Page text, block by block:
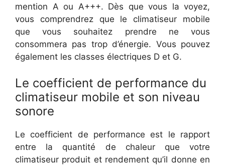
mention A ou A+++. Dès que vous la voyez,
vous comprendrez que le climatiseur mobile
que vous souhaitez prendre ne vous
consommera pas trop d’énergie. Vous pouvez
également les classes électriques D et G.
Le coefficient de performance du
climatiseur mobile et son niveau
sonore
Le coefficient de performance est le rapport
entre la quantité de chaleur que votre
climatiseur produit et rendement qu’il donne en